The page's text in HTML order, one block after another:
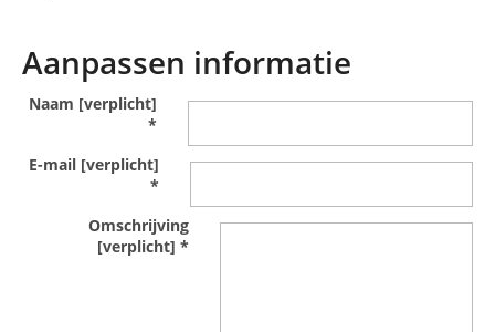
Aanpassen informatie
Naam [verplicht]
*
E-mail [verplicht]
*
Omschrijving
[verplicht]*